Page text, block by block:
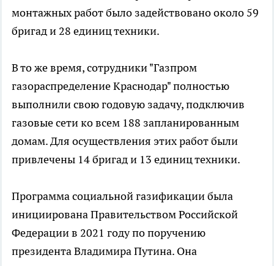
монтажных работ было задействовано около 59
бригад и 28 единиц техники.
В то же время, сотрудники "Газпром
газораспределение Краснодар" полностью
выполнили свою годовую задачу, подключив
газовые сети ко всем 188 запланированным
домам. Для осуществления этих работ были
привлечены 14 бригад и 13 единиц техники.
Программа социальной газификации была
инициирована Правительством Российской
Федерации в 2021 году по поручению
президента Владимира Путина. Она